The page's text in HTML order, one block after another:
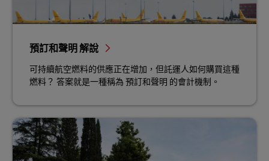
預訂和聲明 解說
可持續航空燃料的供應正在增加，但託運人如何購買這種
燃料？ 答案就是一種稱為 預訂和聲明 的會計機制。